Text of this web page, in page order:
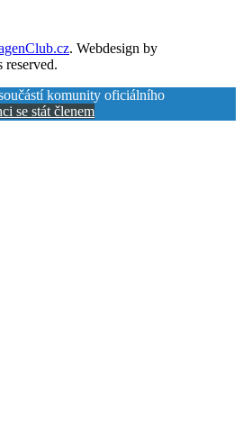
. Webdesign by
reserved.
komunity oficiálního
se stát členem